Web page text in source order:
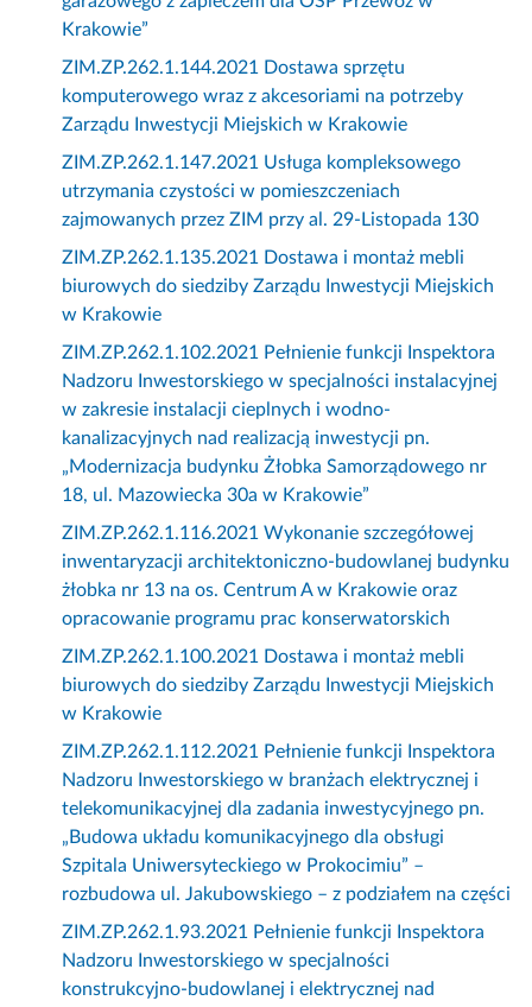
Krakowie”
ZIM.ZP.262.1.144.2021 Dostawa sprzętu
komputerowego wraz z akcesoriami na potrzeby
Zarządu Inwestycji Miejskich w Krakowie
ZIM.ZP.262.1.147.2021 Usługa kompleksowego
utrzymania czystości w pomieszczeniach
zajmowanych przez ZIM przy al. 29-Listopada 130
ZIM.ZP.262.1.135.2021 Dostawa i montaż mebli
biurowych do siedziby Zarządu Inwestycji Miejskich
w Krakowie
ZIM.ZP.262.1.102.2021 Pełnienie funkcji Inspektora
Nadzoru Inwestorskiego w specjalności instalacyjnej
w zakresie instalacji cieplnych i wodno-
kanalizacyjnych nad realizacją inwestycji pn.
„Modernizacja budynku Żłobka Samorządowego nr
18, ul. Mazowiecka 30a w Krakowie”
ZIM.ZP.262.1.116.2021 Wykonanie szczegółowej
inwentaryzacji architektoniczno-budowlanej budynku
żłobka nr 13 na os. Centrum A w Krakowie oraz
opracowanie programu prac konserwatorskich
ZIM.ZP.262.1.100.2021 Dostawa i montaż mebli
biurowych do siedziby Zarządu Inwestycji Miejskich
w Krakowie
ZIM.ZP.262.1.112.2021 Pełnienie funkcji Inspektora
Nadzoru Inwestorskiego w branżach elektrycznej i
telekomunikacyjnej dla zadania inwestycyjnego pn.
„Budowa układu komunikacyjnego dla obsługi
Szpitala Uniwersyteckiego w Prokocimiu” –
rozbudowa ul. Jakubowskiego – z podziałem na części
ZIM.ZP.262.1.93.2021 Pełnienie funkcji Inspektora
Nadzoru Inwestorskiego w specjalności
konstrukcyjno-budowlanej i elektrycznej nad